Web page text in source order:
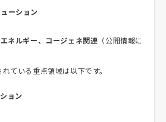
ーション
ネルギー、コージェネ関連 （公開情報に
ている重点領域は以下です。
ョン